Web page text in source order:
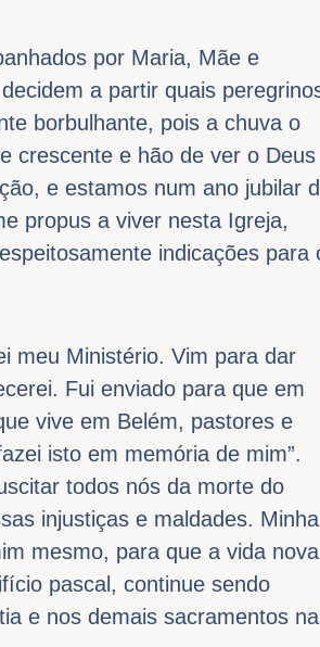
por Maria, Mãe e
a partir quais
borbulhante, pois a chuva o
crescente e hão de ver o Deus
e estamos num ano jubilar
propus a viver nesta Igreja,
indicações para
meu Ministério. Vim para dar
Fui enviado para que em
vive em Belém, pastores e
isto em memória de mim”.
todos nós da morte do
injustiças e maldades. Minha
mesmo, para que a vida nova
pascal, continue sendo
e nos demais sacramentos